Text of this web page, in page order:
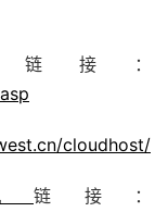
链接：
cloudhost/
链接：